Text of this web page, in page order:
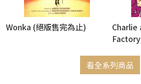
Wonka (絕版售完為止)
Charlie
Factory
看全系列商品